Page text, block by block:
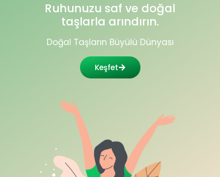
Ruhunuzu saf ve doğal
taşlarla arındırın.
Doğal Taşların Büyülü Dünyası
Keşfet